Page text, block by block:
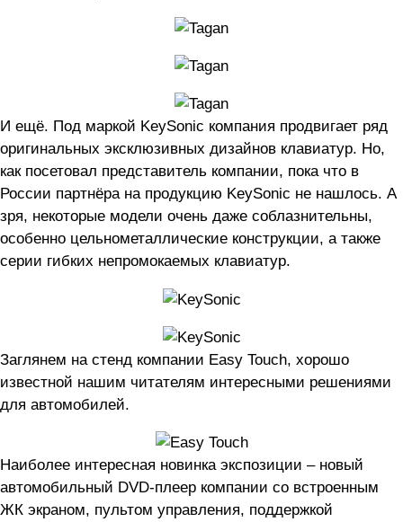
И ещё. Под маркой KeySonic компания продвигает ряд
оригинальных эксклюзивных дизайнов клавиатур. Но,
как посетовал представитель компании, пока что в
России партнёра на продукцию KeySonic не нашлось. А
зря, некоторые модели очень даже соблазнительны,
особенно цельнометаллические конструкции, а также
серии гибких непромокаемых клавиатур.
Заглянем на стенд компании Easy Touch, хорошо
известной нашим читателям интересными решениями
для автомобилей.
Наиболее интересная новинка экспозиции – новый
автомобильный DVD-плеер компании со встроенным
ЖК экраном, пультом управления, поддержкой